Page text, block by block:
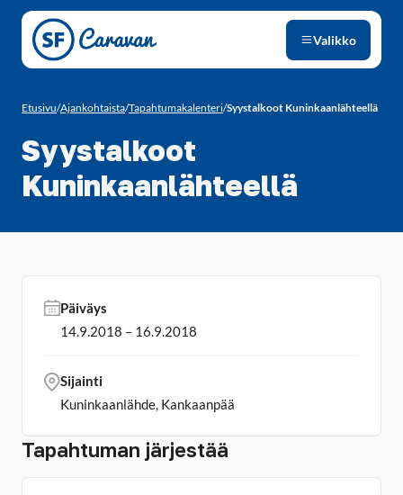
Siirry sivun sisältöön
Valikko
Etusivu/Ajankohtaista/Tapahtumakalenteri/Syystalkoot Kuninkaanlähteellä
Syystalkoot
Kuninkaanlähteellä
Tapahtuman järjestää
Päiväys
14.9.2018 – 16.9.2018
Sijainti
Kuninkaanlähde, Kankaanpää